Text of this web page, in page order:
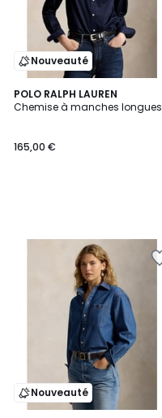
Nouveauté
POLO RALPH LAUREN
Chemise à manches longues
165,00 €
Nouveauté